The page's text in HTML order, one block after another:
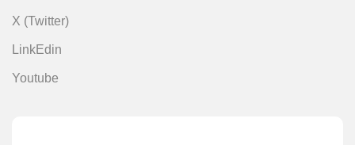
X (Twitter)
LinkEdin
Youtube